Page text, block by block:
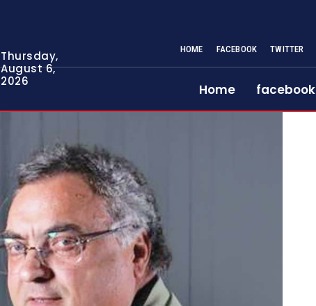
Thursday,
August 6,
2026
HOME FACEBOOK TWITTER
Home facebook